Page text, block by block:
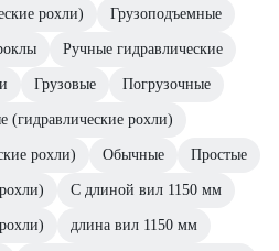
рохли) Грузоподъемные
Ручные гидравлические
Грузовые Погрузочные
(гидравлические рохли)
рохли) Обычные Простые
С длиной вил 1150 мм
длина вил 1150 мм